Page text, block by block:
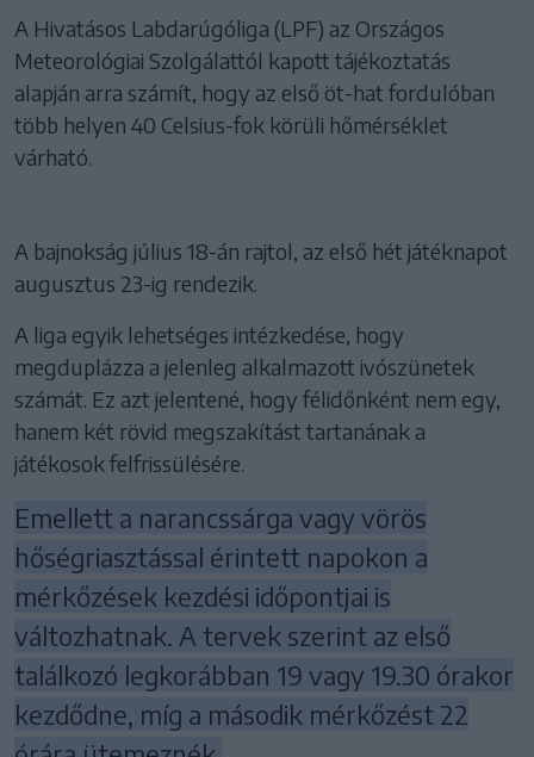
A Hivatásos Labdarúgóliga (LPF) az Országos
Meteorológiai Szolgálattól kapott tájékoztatás
alapján arra számít, hogy az első öt-hat fordulóban
több helyen 40 Celsius-fok körüli hőmérséklet
várható.
A bajnokság július 18-án rajtol, az első hét játéknapot
augusztus 23-ig rendezik.
A liga egyik lehetséges intézkedése, hogy
megduplázza a jelenleg alkalmazott ivószünetek
számát. Ez azt jelentené, hogy félidőnként nem egy,
hanem két rövid megszakítást tartanának a
játékosok felfrissülésére.
Emellett a narancssárga vagy vörös
hőségriasztással érintett napokon a
mérkőzések kezdési időpontjai is
változhatnak. A tervek szerint az első
találkozó legkorábban 19 vagy 19.30 órakor
kezdődne, míg a második mérkőzést 22